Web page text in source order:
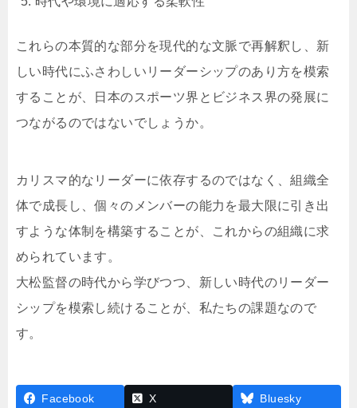
これらの本質的な部分を現代的な文脈で再解釈し、新
しい時代にふさわしいリーダーシップのあり方を模索
することが、日本のスポーツ界とビジネス界の発展に
つながるのではないでしょうか。
カリスマ的なリーダーに依存するのではなく、組織全
体で成長し、個々のメンバーの能力を最大限に引き出
すような体制を構築することが、これからの組織に求
められています。
大松監督の時代から学びつつ、新しい時代のリーダー
シップを模索し続けることが、私たちの課題なので
す。
Facebook X Bluesky